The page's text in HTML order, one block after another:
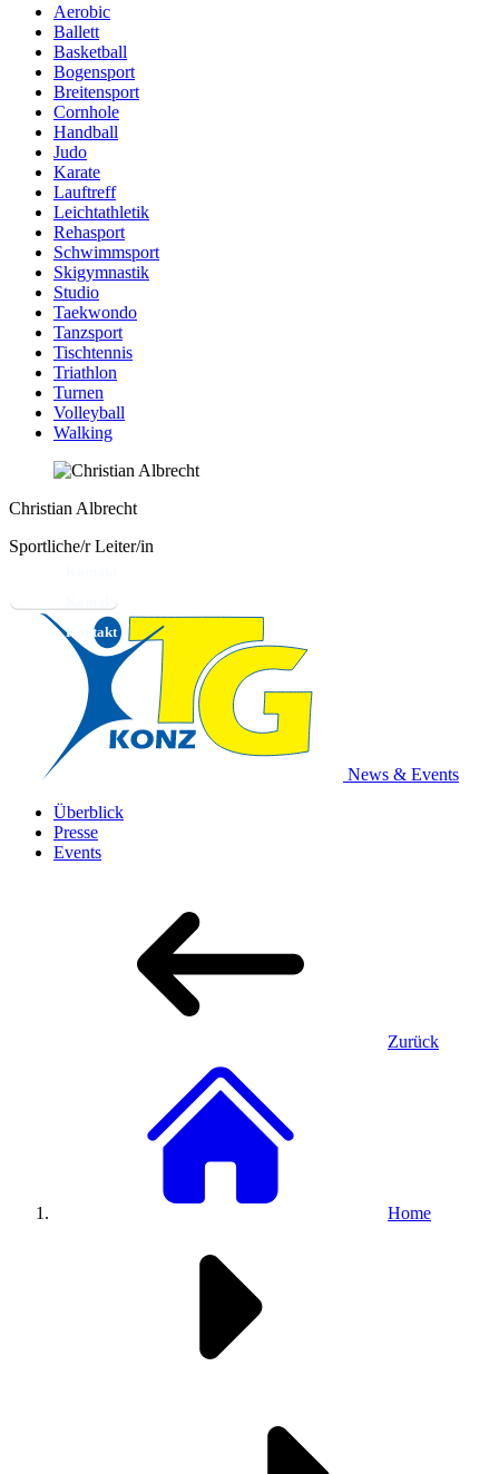
Aerobic
Ballett
Basketball
Bogensport
Breitensport
Cornhole
Handball
Judo
Karate
Lauftreff
Leichtathletik
Rehasport
Schwimmsport
Skigymnastik
Studio
Taekwondo
Tanzsport
Tischtennis
Triathlon
Turnen
Volleyball
Walking
Christian Albrecht
Sportliche/r Leiter/in
News & Events
Überblick
Presse
Events
Zurück
Home